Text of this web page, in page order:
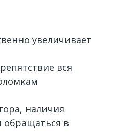
увеличивает
вся
наличия
обращаться в